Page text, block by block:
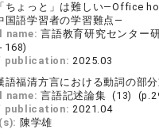
「ちょっと」は難しい―Office
国語学習者の学習難点―
name:言語教育研究センター
168)
publication:2025.03
語福清方言における動詞の部
name:言語記述論集 (13)
publication:2021.04
陳学雄